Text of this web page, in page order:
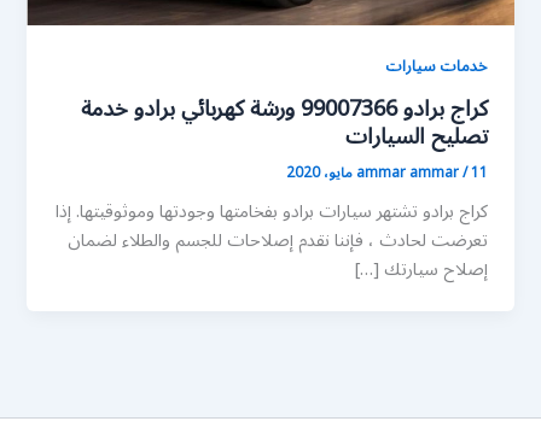
خدمات سيارات
كراج برادو 99007366 ورشة كهربائي برادو خدمة
تصليح السيارات
ammar ammar/11 مايو، 2020
كراج برادو تشتهر سيارات برادو بفخامتها وجودتها وموثوقيتها. إذا
تعرضت لحادث ، فإننا نقدم إصلاحات للجسم والطلاء لضمان
إصلاح سيارتك […]